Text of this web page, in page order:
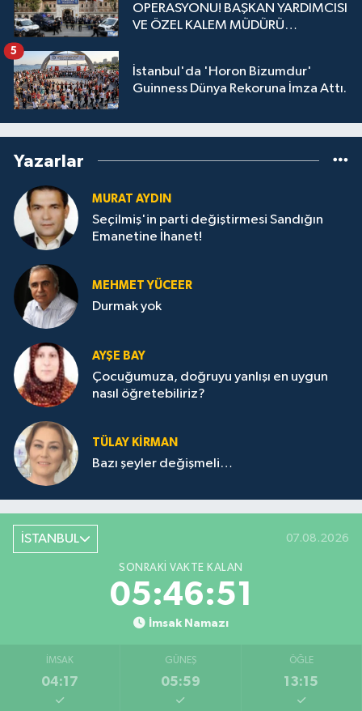
OPERASYONU! BAŞKAN YARDIMCISI
VE ÖZEL KALEM MÜDÜRÜ
İstanbul'da 'Horon Bizumdur'
Guinness Dünya Rekoruna İmza Attı.
5
Yazarlar
MURAT AYDIN
Seçilmiş'in parti değiştirmesi Sandığın
Emanetine İhanet!
MEHMET YÜCEER
Durmak yok
AYŞE BAY
Çocuğumuza, doğruyu yanlışı en uygun
nasıl öğretebiliriz?
TÜLAY KİRMAN
Bazı şeyler değişmeli…
İSTANBUL 07.08.2026
SONRAKI VAKTE KALAN
05:46:51
İmsak Namazı
İMSAK
04:17
GÜNEŞ
05:59
ÖĞLE
13:15